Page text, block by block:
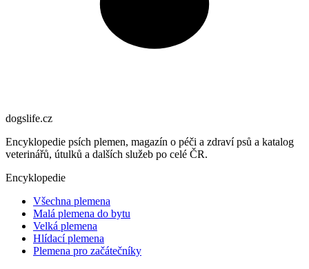
dogslife.cz
Encyklopedie psích plemen, magazín o péči a zdraví psů a katalog
veterinářů, útulků a dalších služeb po celé ČR.
Encyklopedie
Všechna plemena
Malá plemena do bytu
Velká plemena
Hlídací plemena
Plemena pro začátečníky